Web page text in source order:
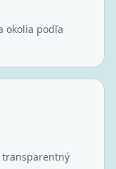
okolia podľa
transparentný